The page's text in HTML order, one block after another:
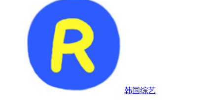
韩国综艺